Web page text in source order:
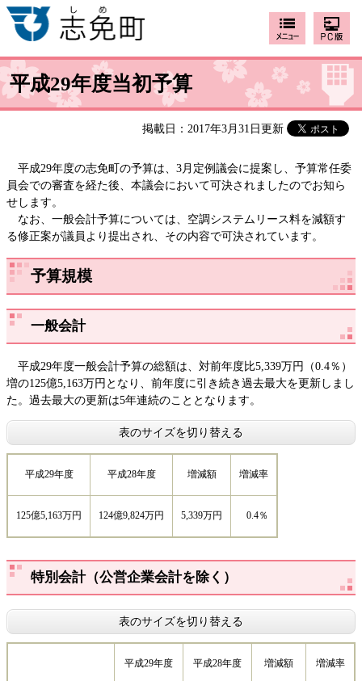
平成29年度当初予算
掲載日：2017年3月31日更新
平成29年度の志免町の予算は、3月定例議会に提案し、予算常任委
員会での審査を経た後、本議会において可決されましたのでお知ら
せします。
なお、一般会計予算については、空調システムリース料を減額す
る修正案が議員より提出され、その内容で可決されています。
予算規模
一般会計
平成29年度一般会計予算の総額は、対前年度比5,339万円（0.4％）
増の125億5,163万円となり、前年度に引き続き過去最大を更新しまし
た。過去最大の更新は5年連続のこととなります。
表のサイズを切り替える
平成29年度 平成28年度 増減額 増減率
125億5,163万円 124億9,824万円 5,339万円 0.4％
特別会計（公営企業会計を除く）
表のサイズを切り替える
平成29年度 平成28年度 増減額 増減率